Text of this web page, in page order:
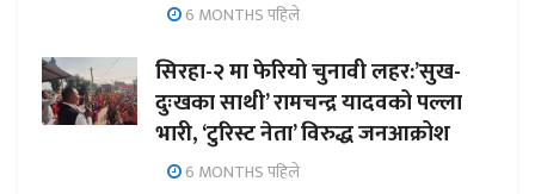
6 MONTHS पहिले
सिरहा-२ मा फेरियो चुनावी लहर:’सुख-
दुःखका साथी’ रामचन्द्र यादवको पल्ला
भारी, ‘टुरिस्ट नेता’ विरुद्ध जनआक्रोश
6 MONTHS पहिले